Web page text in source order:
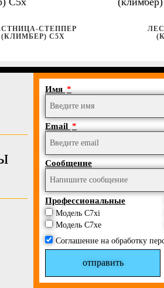
СТЕППЕР
(КЛИМБЕР) C5X
Имя
Email
Сообщение
Профессиональные
Модель C7xi
Модель C7xe
Соглашение на обработку
отправить